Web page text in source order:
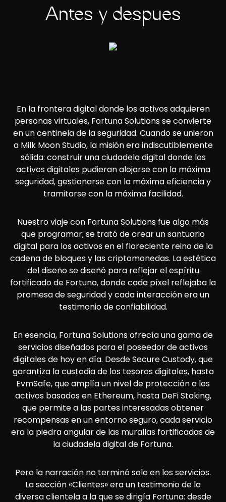
Antes y después
En la frontera digital donde los activos adquieren
personas virtuales, Fortuna Solutions se convierte
en un centinela de la seguridad. Cuando se unieron
a Milk Moon Studio, la misión era indiscutiblemente
sólida: construir una ciudadela digital donde los
activos digitales pudieran alojarse con la máxima
seguridad, gestionarse con la máxima eficiencia y
tramitarse con la máxima facilidad.
Nuestro viaje con Fortuna Solutions fue algo más
que programar; se trató de crear un santuario
digital para los activos en el floreciente reino de la
cadena de bloques y las criptomonedas. La estética
del diseño se diseñó para reflejar el espíritu
fortificado de Fortuna, donde cada píxel reflejaba la
promesa de seguridad y cada interacción era un
testimonio de confiabilidad.
En esencia, Fortuna Solutions ofrecía una gama de
servicios diseñados para el poseedor de activos
digitales de hoy en día. Desde Secure Custody, que
garantiza la custodia de los tesoros digitales, hasta
EvmSafe, que amplía un nivel de protección a los
activos basados en Ethereum, hasta DeFi Staking,
que permite a las partes interesadas obtener
recompensas en un entorno seguro, cada servicio
era la piedra angular de las murallas fortificadas de
la ciudadela digital de Fortuna.
Pero la narración no terminó solo en los servicios.
La sección «Clientes» era un testimonio de la
diversa clientela a la que se dirigía Fortuna: desde